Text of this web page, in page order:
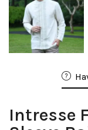
Intresse